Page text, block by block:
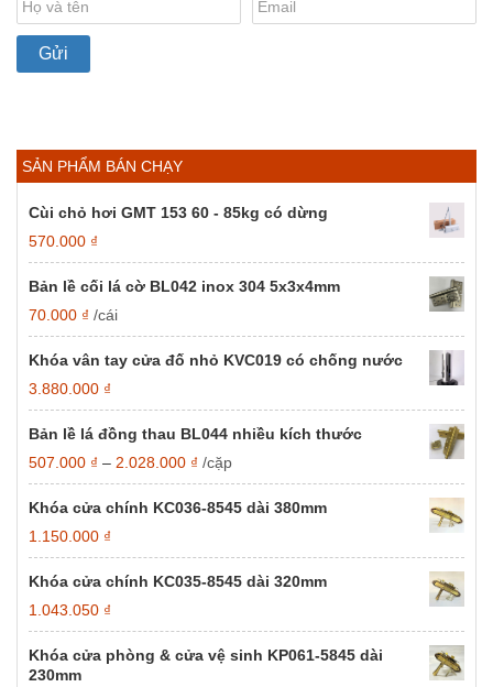
SẢN PHẨM BÁN CHẠY
Cùi chỏ hơi GMT 153 60 - 85kg có dừng
570.000 ₫
Bản lề cối lá cờ BL042 inox 304 5x3x4mm
70.000 ₫ /cái
Khóa vân tay cửa đố nhỏ KVC019 có chống nước
3.880.000 ₫
Bản lề lá đồng thau BL044 nhiều kích thước
507.000 ₫ – 2.028.000 ₫ Khoảng
giá:
từ
2.028.000 ₫
/cặp
Khóa cửa chính KC036-8545 dài 380mm
1.150.000 ₫
Khóa cửa chính KC035-8545 dài 320mm
1.043.050 ₫
Khóa cửa phòng & cửa vệ sinh KP061-5845 dài
230mm